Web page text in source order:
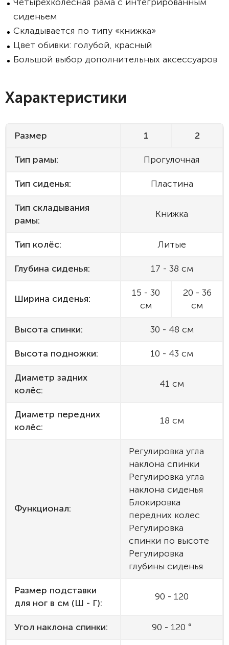
сиденьем
Складывается по типу «книжка»
Цвет обивки: голубой, красный
Большой выбор дополнительных аксессуаров
Характеристики
Размер 1 2
Тип рамы: Прогулочная
Тип сиденья: Пластина
Тип складывания
рамы:
Книжка
Тип колёс: Литые
Глубина сиденья: 17 - 38 см
Ширина сиденья:
15 - 30
см
20 - 36
см
Высота спинки: 30 - 48 см
Высота подножки: 10 - 43 см
Диаметр задних
колёс:
41 см
Диаметр передних
колёс:
18 см
Функционал:
Регулировка угла
наклона спинки
Регулировка угла
наклона сиденья
Блокировка
передних колес
Регулировка
спинки по высоте
Регулировка
глубины сиденья
Размер подставки
для ног в см (Ш - Г):
90 - 120
Угол наклона спинки: 90 - 120 °